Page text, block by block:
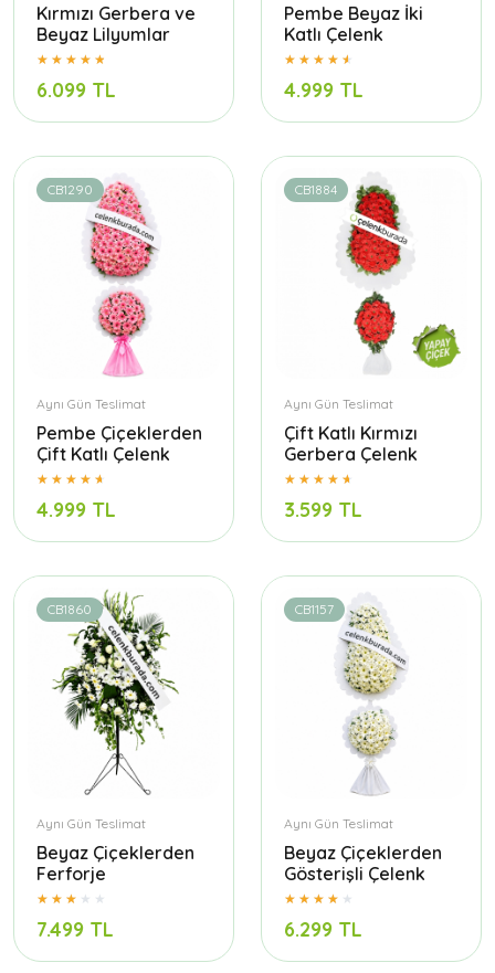
Kırmızı Gerbera ve
Beyaz Lilyumlar
6.099 TL
Pembe Beyaz İki
Katlı Çelenk
4.999 TL
CB1290
Aynı Gün Teslimat
Pembe Çiçeklerden
Çift Katlı Çelenk
4.999 TL
CB1884
Aynı Gün Teslimat
Çift Katlı Kırmızı
Gerbera Çelenk
3.599 TL
CB1860
Aynı Gün Teslimat
Beyaz Çiçeklerden
Ferforje
7.499 TL
CB1157
Aynı Gün Teslimat
Beyaz Çiçeklerden
Gösterişli Çelenk
6.299 TL